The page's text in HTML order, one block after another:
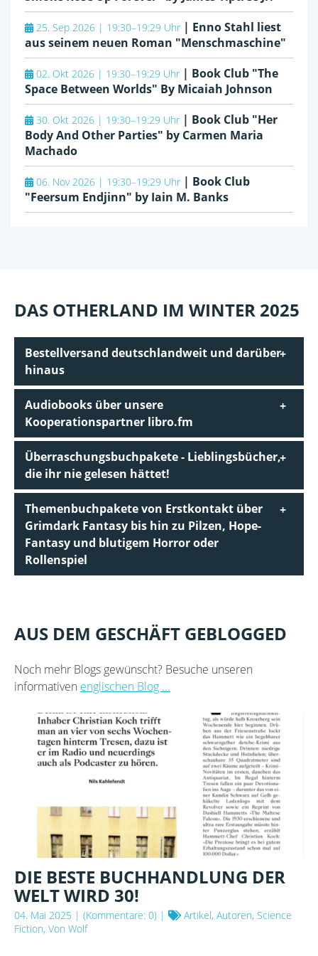
25. Sep 2026 | 19:30–19:29 Uhr | Enno Stahl liest
aus seinem neuen Roman "Menschmaschine"
02. Okt 2026 | 19:30–19:29 Uhr | Book Club "The
Space Between Worlds" By Micaiah Johnson
30. Okt 2026 | 19:30–19:29 Uhr | Book Club "Her
Body And Other Parties" by Carmen Maria
Machado
06. Nov 2026 | 19:30–19:29 Uhr | Book Club
"Feersum Endjinn" by Iain M. Banks
DAS OTHERLAND IM WINTER 2025
Bestellversand deutschlandweit und darüber
hinaus
Audiobooks über unsere
Kooperationspartner libro.fm
Überraschungsbuchpakete - Lieblingsbücher,
die ihr nie gelesen hättet!
Themenbuchpakete von Erstkontakt über
Grimdark Fantasy bis hin zu Pilzen, Hope-
Fantasy und blutigem Horror oder
Rollenspiel
AUS DEM GESCHÄFT GEBLOGGED
Noch mehr Blogs gewünscht? Besuche unseren
informativen englischen Blog ...
DIE BESTE BUCHHANDLUNG DER
WELT WIRD 30!
04. Mai 2025 | (Kommentare: 0) |
Artikel, Autoren, Science
Fiction, Von Wolf